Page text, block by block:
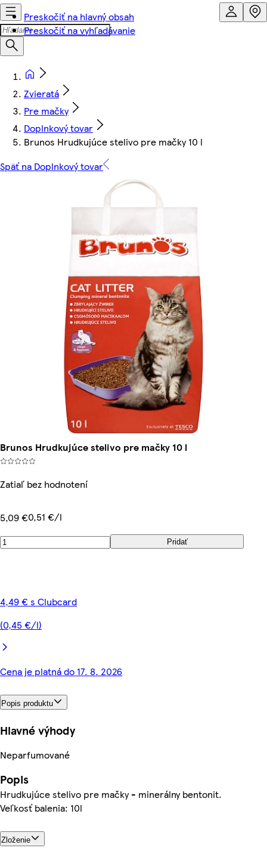
Preskočiť na hlavný obsah
Preskočiť na vyhľadávanie
Zvieratá
Pre mačky
Doplnkový tovar
Brunos Hrudkujúce stelivo pre mačky 10 l
Späť na Doplnkový tovar
Brunos Hrudkujúce stelivo pre mačky 10 l
Zatiaľ bez hodnotení
5,09 €0,51 €/l
Pridať
4,49 € s Clubcard
(0,45 €/l)
Cena je platná do 17. 8. 2026
Popis produktu
Hlavné výhody
Neparfumované
Popis
Hrudkujúce stelivo pre mačky - minerálny bentonit.
Veľkosť balenia: 10l
Zloženie